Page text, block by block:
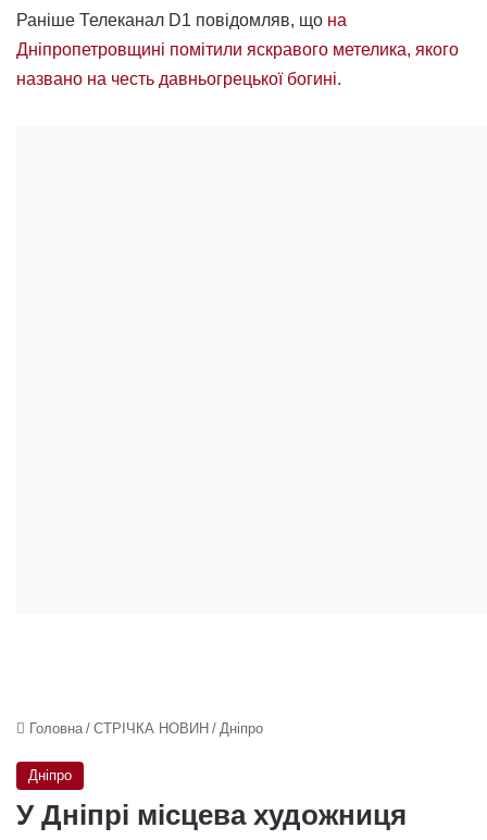
Раніше Телеканал D1 повідомляв, що на
Дніпропетровщині помітили яскравого метелика, якого
названо на честь давньогрецької богині.